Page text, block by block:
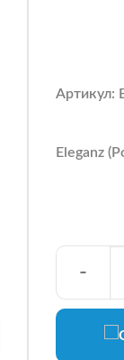
Артикул:
Eleganz
-